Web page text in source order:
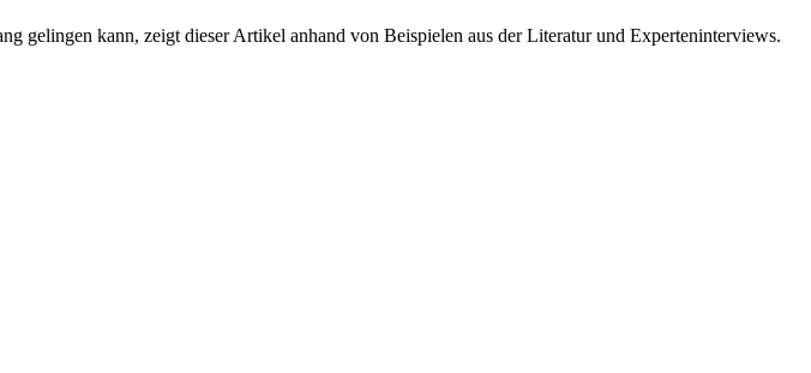
gelingen kann, zeigt dieser Artikel anhand von Beispielen aus der Literatur und Experteninterviews.